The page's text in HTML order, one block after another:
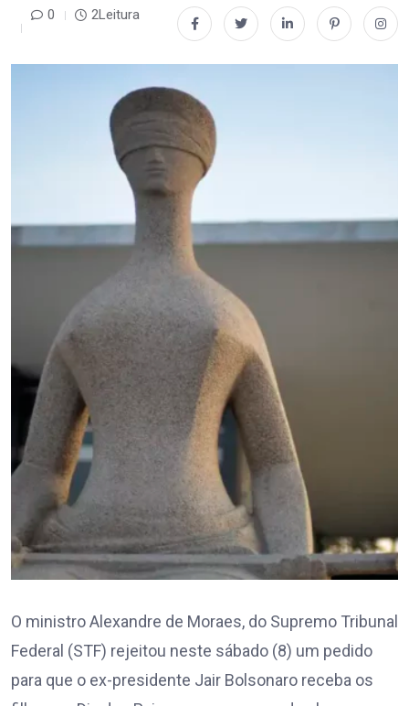
0 2Leitura
O ministro Alexandre de Moraes, do Supremo Tribunal
Federal (STF) rejeitou neste sábado (8) um pedido
para que o ex-presidente Jair Bolsonaro receba os